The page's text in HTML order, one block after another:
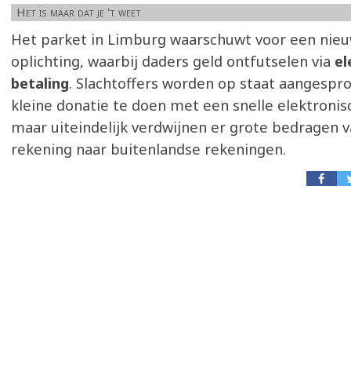
Het is maar dat je 't weet
Het parket in Limburg waarschuwt voor een
oplichting, waarbij daders geld ontfutselen via
betaling. Slachtoffers worden op staat
kleine donatie te doen met een snelle
maar uiteindelijk verdwijnen er grote bedragen
rekening naar buitenlandse rekeningen.